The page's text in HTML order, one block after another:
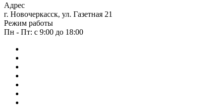
Адрес
г. Новочеркасск, ул. Газетная 21
Режим работы
Пн - Пт: с 9:00 до 18:00